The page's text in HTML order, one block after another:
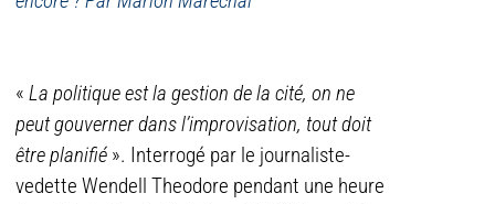
« La politique est la gestion de la cité, on ne
peut gouverner dans l’improvisation, tout doit
être planifié ». Interrogé par le journaliste-
vedette Wendell Theodore pendant une heure